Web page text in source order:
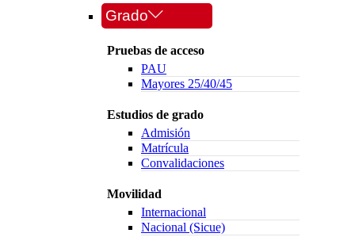
Grado
Pruebas de acceso
PAU
Mayores 25/40/45
Estudios de grado
Admisión
Matrícula
Convalidaciones
Movilidad
Internacional
Nacional (Sicue)